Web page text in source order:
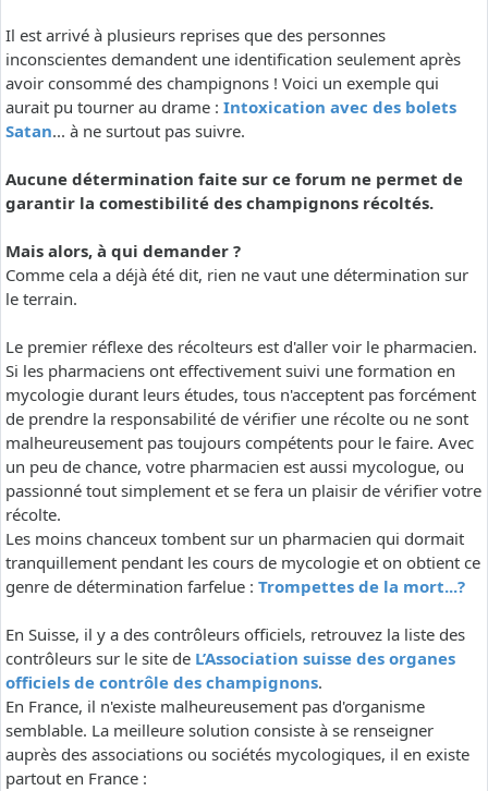
Il est arrivé à plusieurs reprises que des personnes
inconscientes demandent une identification seulement après
avoir consommé des champignons ! Voici un exemple qui
aurait pu tourner au drame : Intoxication avec des bolets
Satan... à ne surtout pas suivre.
Aucune détermination faite sur ce forum ne permet de
garantir la comestibilité des champignons récoltés.
Mais alors, à qui demander ?
Comme cela a déjà été dit, rien ne vaut une détermination sur
le terrain.
Le premier réflexe des récolteurs est d'aller voir le pharmacien.
Si les pharmaciens ont effectivement suivi une formation en
mycologie durant leurs études, tous n'acceptent pas forcément
de prendre la responsabilité de vérifier une récolte ou ne sont
malheureusement pas toujours compétents pour le faire. Avec
un peu de chance, votre pharmacien est aussi mycologue, ou
passionné tout simplement et se fera un plaisir de vérifier votre
récolte.
Les moins chanceux tombent sur un pharmacien qui dormait
tranquillement pendant les cours de mycologie et on obtient ce
genre de détermination farfelue : Trompettes de la mort...?
En Suisse, il y a des contrôleurs officiels, retrouvez la liste des
contrôleurs sur le site de L’Association suisse des organes
officiels de contrôle des champignons.
En France, il n'existe malheureusement pas d'organisme
semblable. La meilleure solution consiste à se renseigner
auprès des associations ou sociétés mycologiques, il en existe
partout en France :